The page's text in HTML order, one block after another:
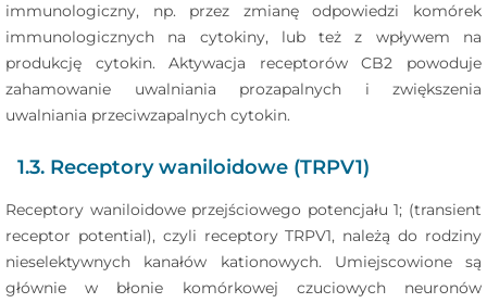
immunologiczny, np. przez zmianę odpowiedzi komórek
immunologicznych na cytokiny, lub też z wpływem na
produkcję cytokin. Aktywacja receptorów CB2 powoduje
zahamowanie uwalniania prozapalnych i zwiększenia
uwalniania przeciwzapalnych cytokin.
1.3. Receptory waniloidowe (TRPV1)
Receptory waniloidowe przejściowego potencjału 1; (transient
receptor potential), czyli receptory TRPV1, należą do rodziny
nieselektywnych kanałów kationowych. Umiejscowione są
głównie w błonie komórkowej czuciowych neuronów